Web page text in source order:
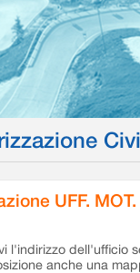
UFF.
l'indirizzo dell'ufficio
anche una